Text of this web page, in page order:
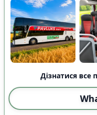
Дізнатися все